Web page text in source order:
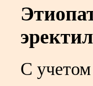
С учетом